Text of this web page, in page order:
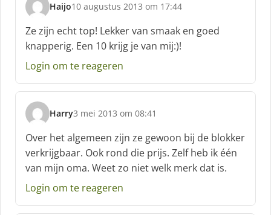
Haijo
s
c
h
r
e
f
10 augustus 2013 om 17:44
Ze zijn echt top! Lekker van smaak en goed
knapperig. Een 10 krijg je van mij:)!
Login om te reageren
Harry
s
c
h
r
e
e
f
:
3 mei 2013 om 08:41
Over het algemeen zijn ze gewoon bij de blokker
verkrijgbaar. Ook rond die prijs. Zelf heb ik één
van mijn oma. Weet zo niet welk merk dat is.
Login om te reageren